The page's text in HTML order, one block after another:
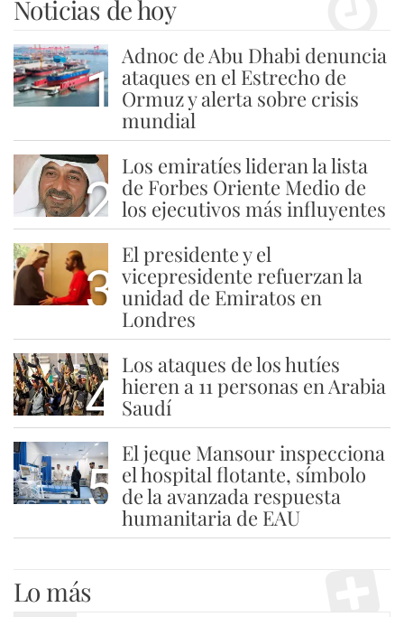
Noticias de hoy
1
Adnoc de Abu Dhabi denuncia
ataques en el Estrecho de
Ormuz y alerta sobre crisis
mundial
2
Los emiratíes lideran la lista
de Forbes Oriente Medio de
los ejecutivos más influyentes
3
El presidente y el
vicepresidente refuerzan la
unidad de Emiratos en
Londres
4
Los ataques de los hutíes
hieren a 11 personas en Arabia
Saudí
5
El jeque Mansour inspecciona
el hospital flotante, símbolo
de la avanzada respuesta
humanitaria de EAU
Lo más